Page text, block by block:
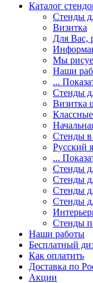
Каталог
Стенды
Визитка
Для Вас,
Мы
Наши
...
Стенды
Визитка
Стенды в
Русский
...
Стенды
Стенды
Стенды
Стенды
Стенды
Наши работы
Бесплатный
Как оплатить
Доставка по
Акции